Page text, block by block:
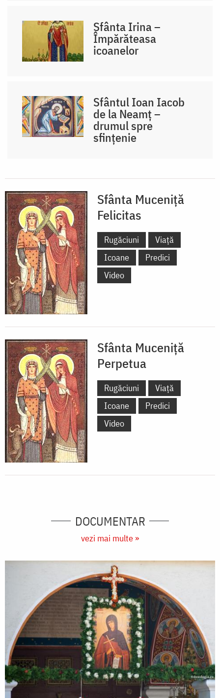
Sfânta Irina –
Împărăteasa
icoanelor
Sfântul Ioan Iacob
de la Neamț –
drumul spre
sfințenie
Sfânta Muceniță
Felicitas
Rugăciuni
Viață
Icoane
Predici
Video
Sfânta Muceniță
Perpetua
Rugăciuni
Viață
Icoane
Predici
Video
DOCUMENTAR
vezi mai multe »